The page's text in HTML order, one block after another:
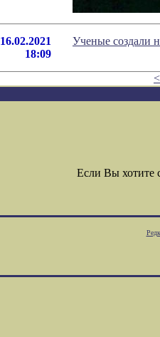
16.02.2021
18:09
Ученые создали
Если Вы хотите